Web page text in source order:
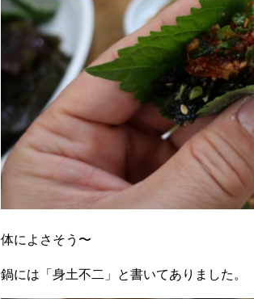
体によさそう〜
鍋には「身土不二」と書いてありました。